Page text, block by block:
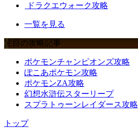
ドラクエウォーク攻略
一覧を見る
注目の攻略記事
ポケモンチャンピオンズ攻略
ぽこあポケモン攻略
ポケモンZA攻略
幻想水滸伝スターリープ
スプラトゥーンレイダース攻略
トップ